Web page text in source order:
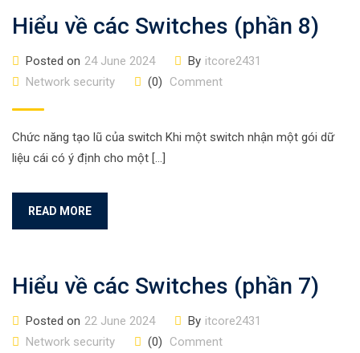
Hiểu về các Switches (phần 8)
Posted on 24 June 2024 By itcore2431
Network security
(0) Comment
Chức năng tạo lũ của switch Khi một switch nhận một gói dữ
liệu cái có ý định cho một […]
READ MORE
Hiểu về các Switches (phần 7)
Posted on 22 June 2024 By itcore2431
Network security
(0) Comment